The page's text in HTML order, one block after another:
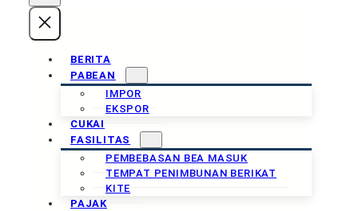
BERITA
PABEAN
IMPOR
EKSPOR
CUKAI
FASILITAS
PEMBEBASAN BEA MASUK
TEMPAT PENIMBUNAN BERIKAT
KITE
PAJAK